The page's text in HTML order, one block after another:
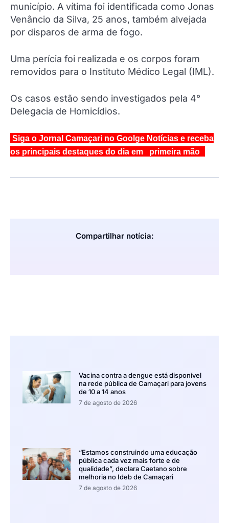
município. A vítima foi identificada como Jonas
Venâncio da Silva, 25 anos, também alvejada
por disparos de arma de fogo.
Uma perícia foi realizada e os corpos foram
removidos para o Instituto Médico Legal (IML).
Os casos estão sendo investigados pela 4°
Delegacia de Homicídios.
Siga o Jornal Camaçari no Goolge Notícias e receba
os principais destaques do dia em primeira mão
Compartilhar notícia:
Vacina contra a dengue está disponível
na rede pública de Camaçari para jovens
de 10 a 14 anos
7 de agosto de 2026
“Estamos construindo uma educação
pública cada vez mais forte e de
qualidade”, declara Caetano sobre
melhoria no Ideb de Camaçari
7 de agosto de 2026